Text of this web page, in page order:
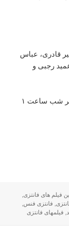
قادری، عباس
رجبی و
سینما کلاسیک به تهیه کنندگی سعید لطفی هر شب ساعت ۱
فیلم های فانتزی,
, فانتزی فنس,
, فیلمهای فانتزی